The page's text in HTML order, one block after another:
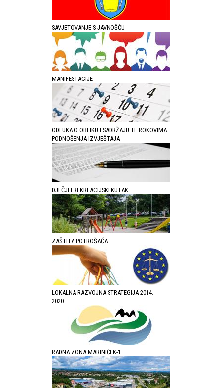
SAVJETOVANJE S JAVNOŠĆU
MANIFESTACIJE
ODLUKA O OBLIKU I SADRŽAJU TE ROKOVIMA
PODNOŠENJA IZVJEŠTAJA
DJEČJI I REKREACIJSKI KUTAK
ZAŠTITA POTROŠAĆA
LOKALNA RAZVOJNA STRATEGIJA 2014. -
2020.
RADNA ZONA MARINIĆI K-1